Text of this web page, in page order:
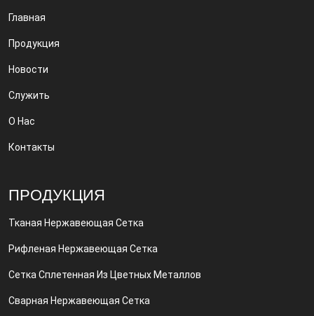
Главная
Продукция
Новости
Служить
О Нас
Контакты
ПРОДУКЦИЯ
Тканая Нержавеющая Сетка
Рифленая Нержавеющая Сетка
Сетка Сплетенная Из Цветных Металлов
Сварная Нержавеющая Сетка